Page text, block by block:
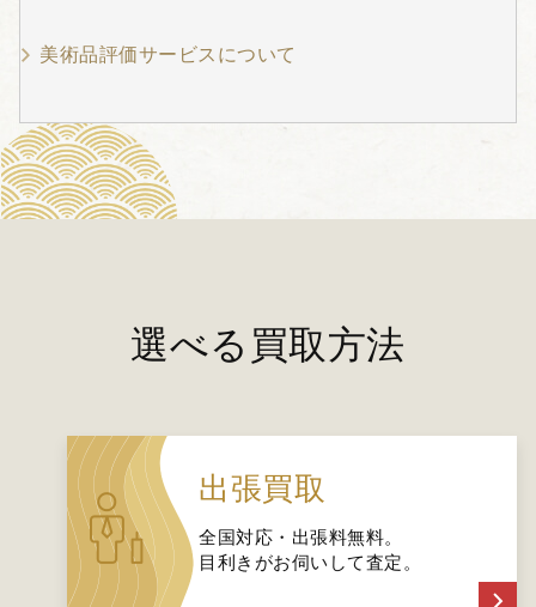
美術品評価サービスについて
選べる買取方法
出張買取
全国対応・出張料無料。
目利きがお伺いして査定。